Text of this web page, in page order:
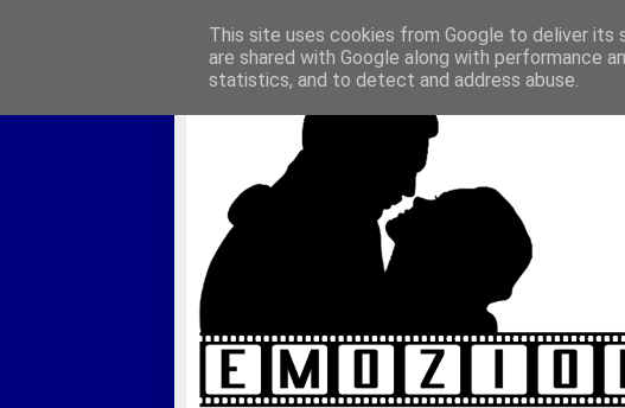
This site uses cookies from Google to deliver its
are shared with Google along with performance
statistics, and to detect and address abuse.